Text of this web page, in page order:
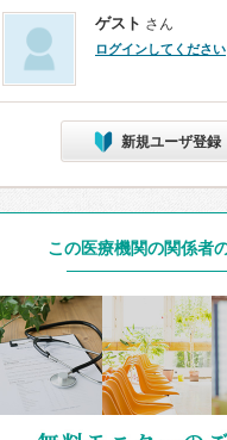
ゲスト さん
ログインしてください
新規ユーザ登録
この医療機関の関係者